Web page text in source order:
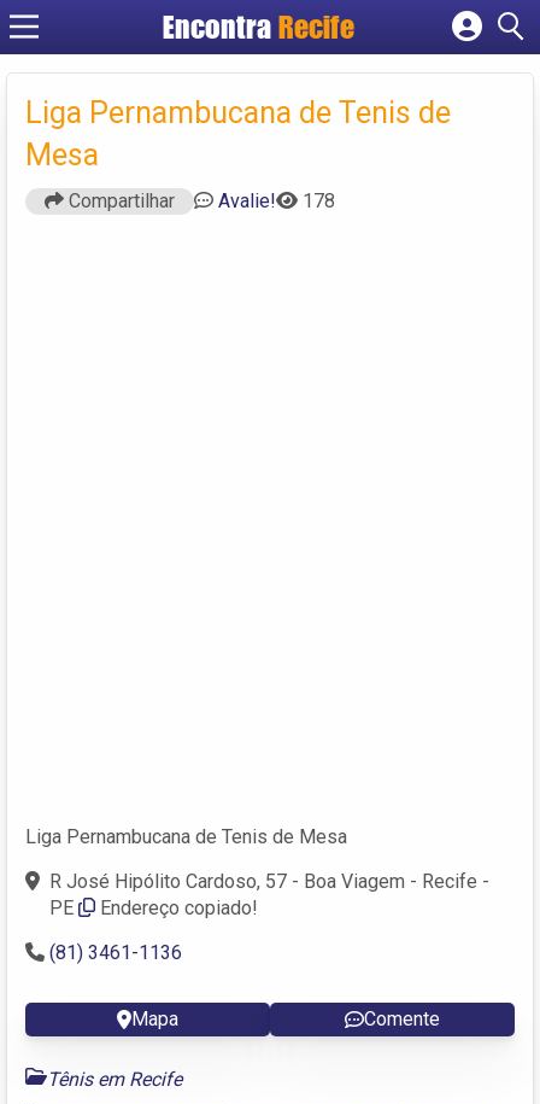
Encontra Recife
Cadastrar empresa
Criar conta
Liga Pernambucana de Tenis de
Mesa
Compartilhar Avalie! 178
Liga Pernambucana de Tenis de Mesa
R José Hipólito Cardoso, 57 - Boa Viagem - Recife -
PE
Endereço copiado!
(81) 3461-1136
Mapa Comente
Tênis em Recife